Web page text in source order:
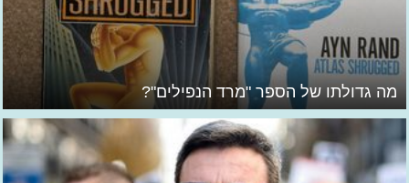
מה גדולתו של הספר "מרד הנפילים"?